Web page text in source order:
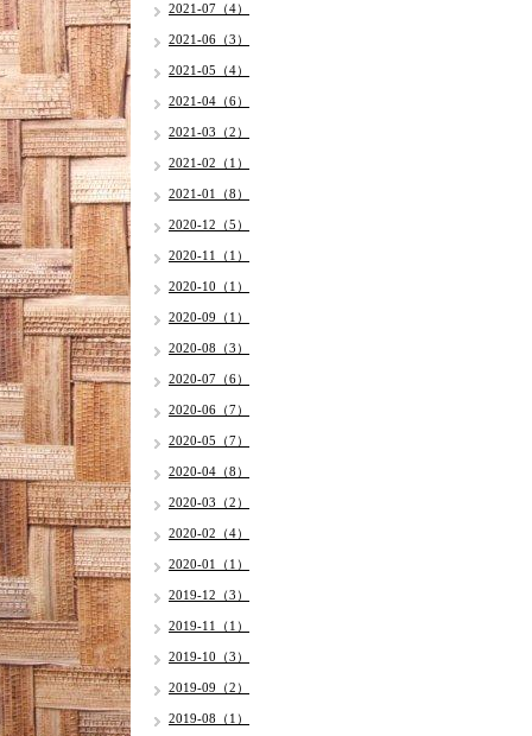
2021-07（4）
2021-06（3）
2021-05（4）
2021-04（6）
2021-03（2）
2021-02（1）
2021-01（8）
2020-12（5）
2020-11（1）
2020-10（1）
2020-09（1）
2020-08（3）
2020-07（6）
2020-06（7）
2020-05（7）
2020-04（8）
2020-03（2）
2020-02（4）
2020-01（1）
2019-12（3）
2019-11（1）
2019-10（3）
2019-09（2）
2019-08（1）